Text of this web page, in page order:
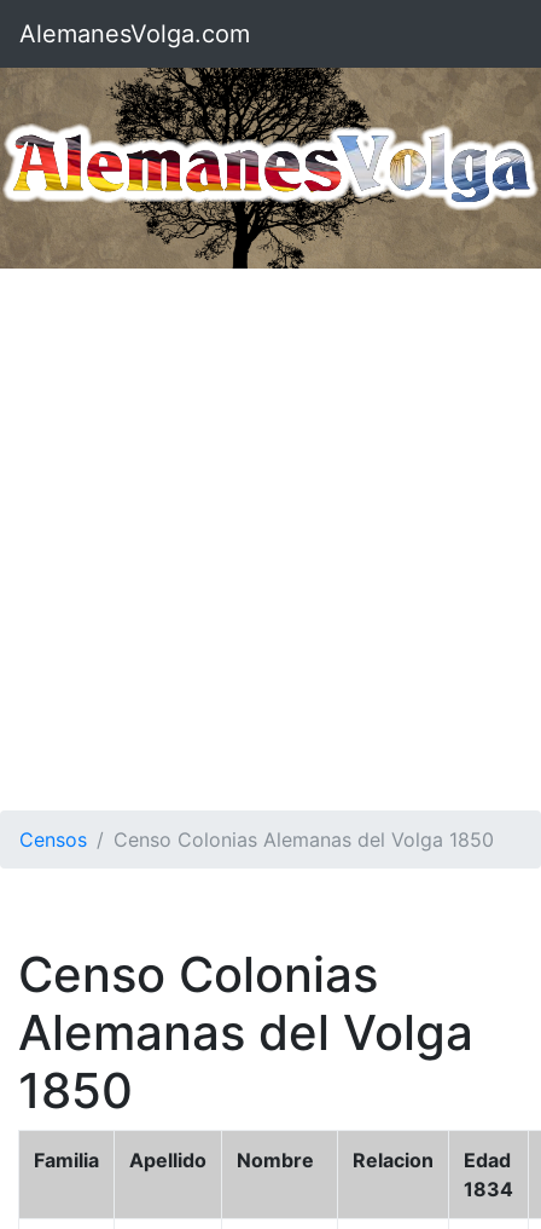
AlemanesVolga.com
Censos Censo Colonias Alemanas del Volga 1850
Censo Colonias
Alemanas del Volga
1850
Familia Apellido Nombre Relacion
Edad
1834